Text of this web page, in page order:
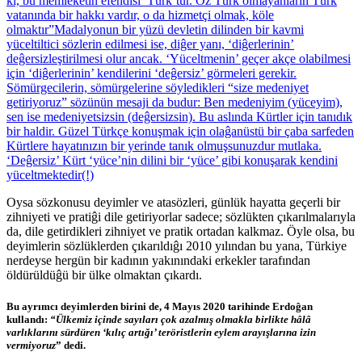
vatanında bir hakkı vardır, o da hizmetçi olmak, köle
olmaktır”Madalyonun bir yüzü devletin dilinden bir kavmi
yüceltiltici sözlerin edilmesi ise, diĝer yanı, ‘diĝerlerinin’
deĝersizleştirilmesi olur ancak. ‘Yüceltmenin’ geçer akçe olabilmesi
için ‘diĝerlerinin’ kendilerini ‘deĝersiz’ görmeleri gerekir.
Sömürgecilerin, sömürgelerine söyledikleri “size medeniyet
getiriyoruz” sözünün mesaji da budur: Ben medeniyim (yüceyim),
sen ise medeniyetsizsin (deĝersizsin). Bu aslında Kürtler için tanıdık
bir haldir. Güzel Türkçe konuşmak için olaĝanüstü bir çaba sarfeden
Kürtlere hayatınızın bir yerinde tanık olmuşsunuzdur mutlaka.
‘Deĝersiz’ Kürt ‘yüce’nin dilini bir ‘yüce’ gibi konuşarak kendini
yüceltmektedir(!)
Oysa sözkonusu deyimler ve atasözleri, günlük hayatta geçerli bir
zihniyeti ve pratiĝi dile getiriyorlar sadece; sözlükten çıkarılmalarıyla
da, dile getirdikleri zihniyet ve pratik ortadan kalkmaz. Öyle olsa, bu
deyimlerin sözlüklerden çıkarıldıĝı 2010 yılından bu yana, Türkiye
nerdeyse hergün bir kadının yakınındaki erkekler tarafından
öldürüldüĝü bir ülke olmaktan çıkardı.
Bu ayrımcı deyimlerden birini de, 4 Mayıs 2020 tarihinde Erdoĝan
kullandı: “Ülkemiz içinde sayıları çok azalmış olmakla birlikte hâlâ
varlıklarını sürdüren ‘kılıç artığı’teröristlerin eylem arayışlarına izin
vermiyoruz” dedi.